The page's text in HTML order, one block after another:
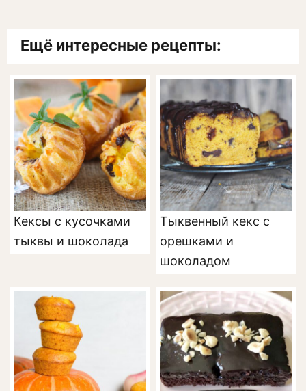
Ещё интересные рецепты:
Кексы с кусочками
тыквы и шоколада
Тыквенный кекс с
орешками и
шоколадом